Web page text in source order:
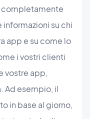
completamente
su chi
app e su come lo
i vostri clienti
vostre app,
Ad esempio, il
in base al giorno,